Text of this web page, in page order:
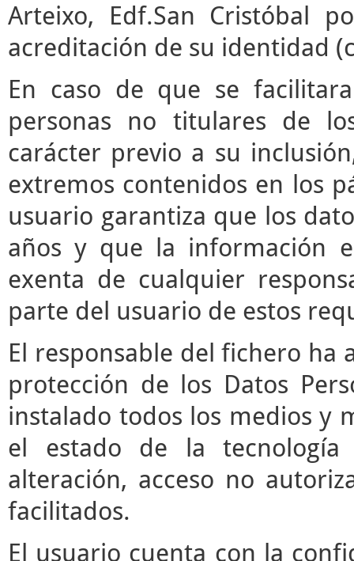
Arteixo, Edf.San Cristóbal
acreditación de su identidad
En caso de que se
personas no titulares de
carácter previo a su
extremos contenidos en los
usuario garantiza que los
años y que la información
exenta de cualquier
parte del usuario de estos
El responsable del fichero ha
protección de los Datos
instalado todos los medios y
el estado de la
alteración, acceso no
facilitados.
El usuario cuenta con la